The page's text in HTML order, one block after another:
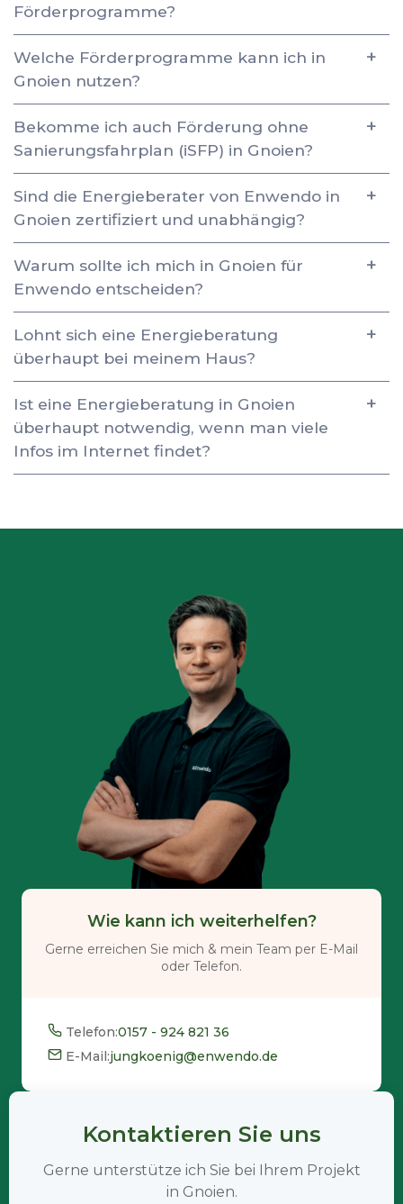
Förderprogramme?
Welche Förderprogramme kann ich in
Gnoien nutzen?
Bekomme ich auch Förderung ohne
Sanierungsfahrplan (iSFP) in Gnoien?
Sind die Energieberater von Enwendo in
Gnoien zertifiziert und unabhängig?
Warum sollte ich mich in Gnoien für
Enwendo entscheiden?
Lohnt sich eine Energieberatung
überhaupt bei meinem Haus?
Ist eine Energieberatung in Gnoien
überhaupt notwendig, wenn man viele
Infos im Internet findet?
Wie kann ich weiterhelfen?
Gerne erreichen Sie mich & mein Team per E-Mail
oder Telefon.
Telefon:0157 - 924 821 36
E-Mail:jungkoenig@enwendo.de
Kontaktieren Sie uns
Gerne unterstütze ich Sie bei Ihrem Projekt
in Gnoien.